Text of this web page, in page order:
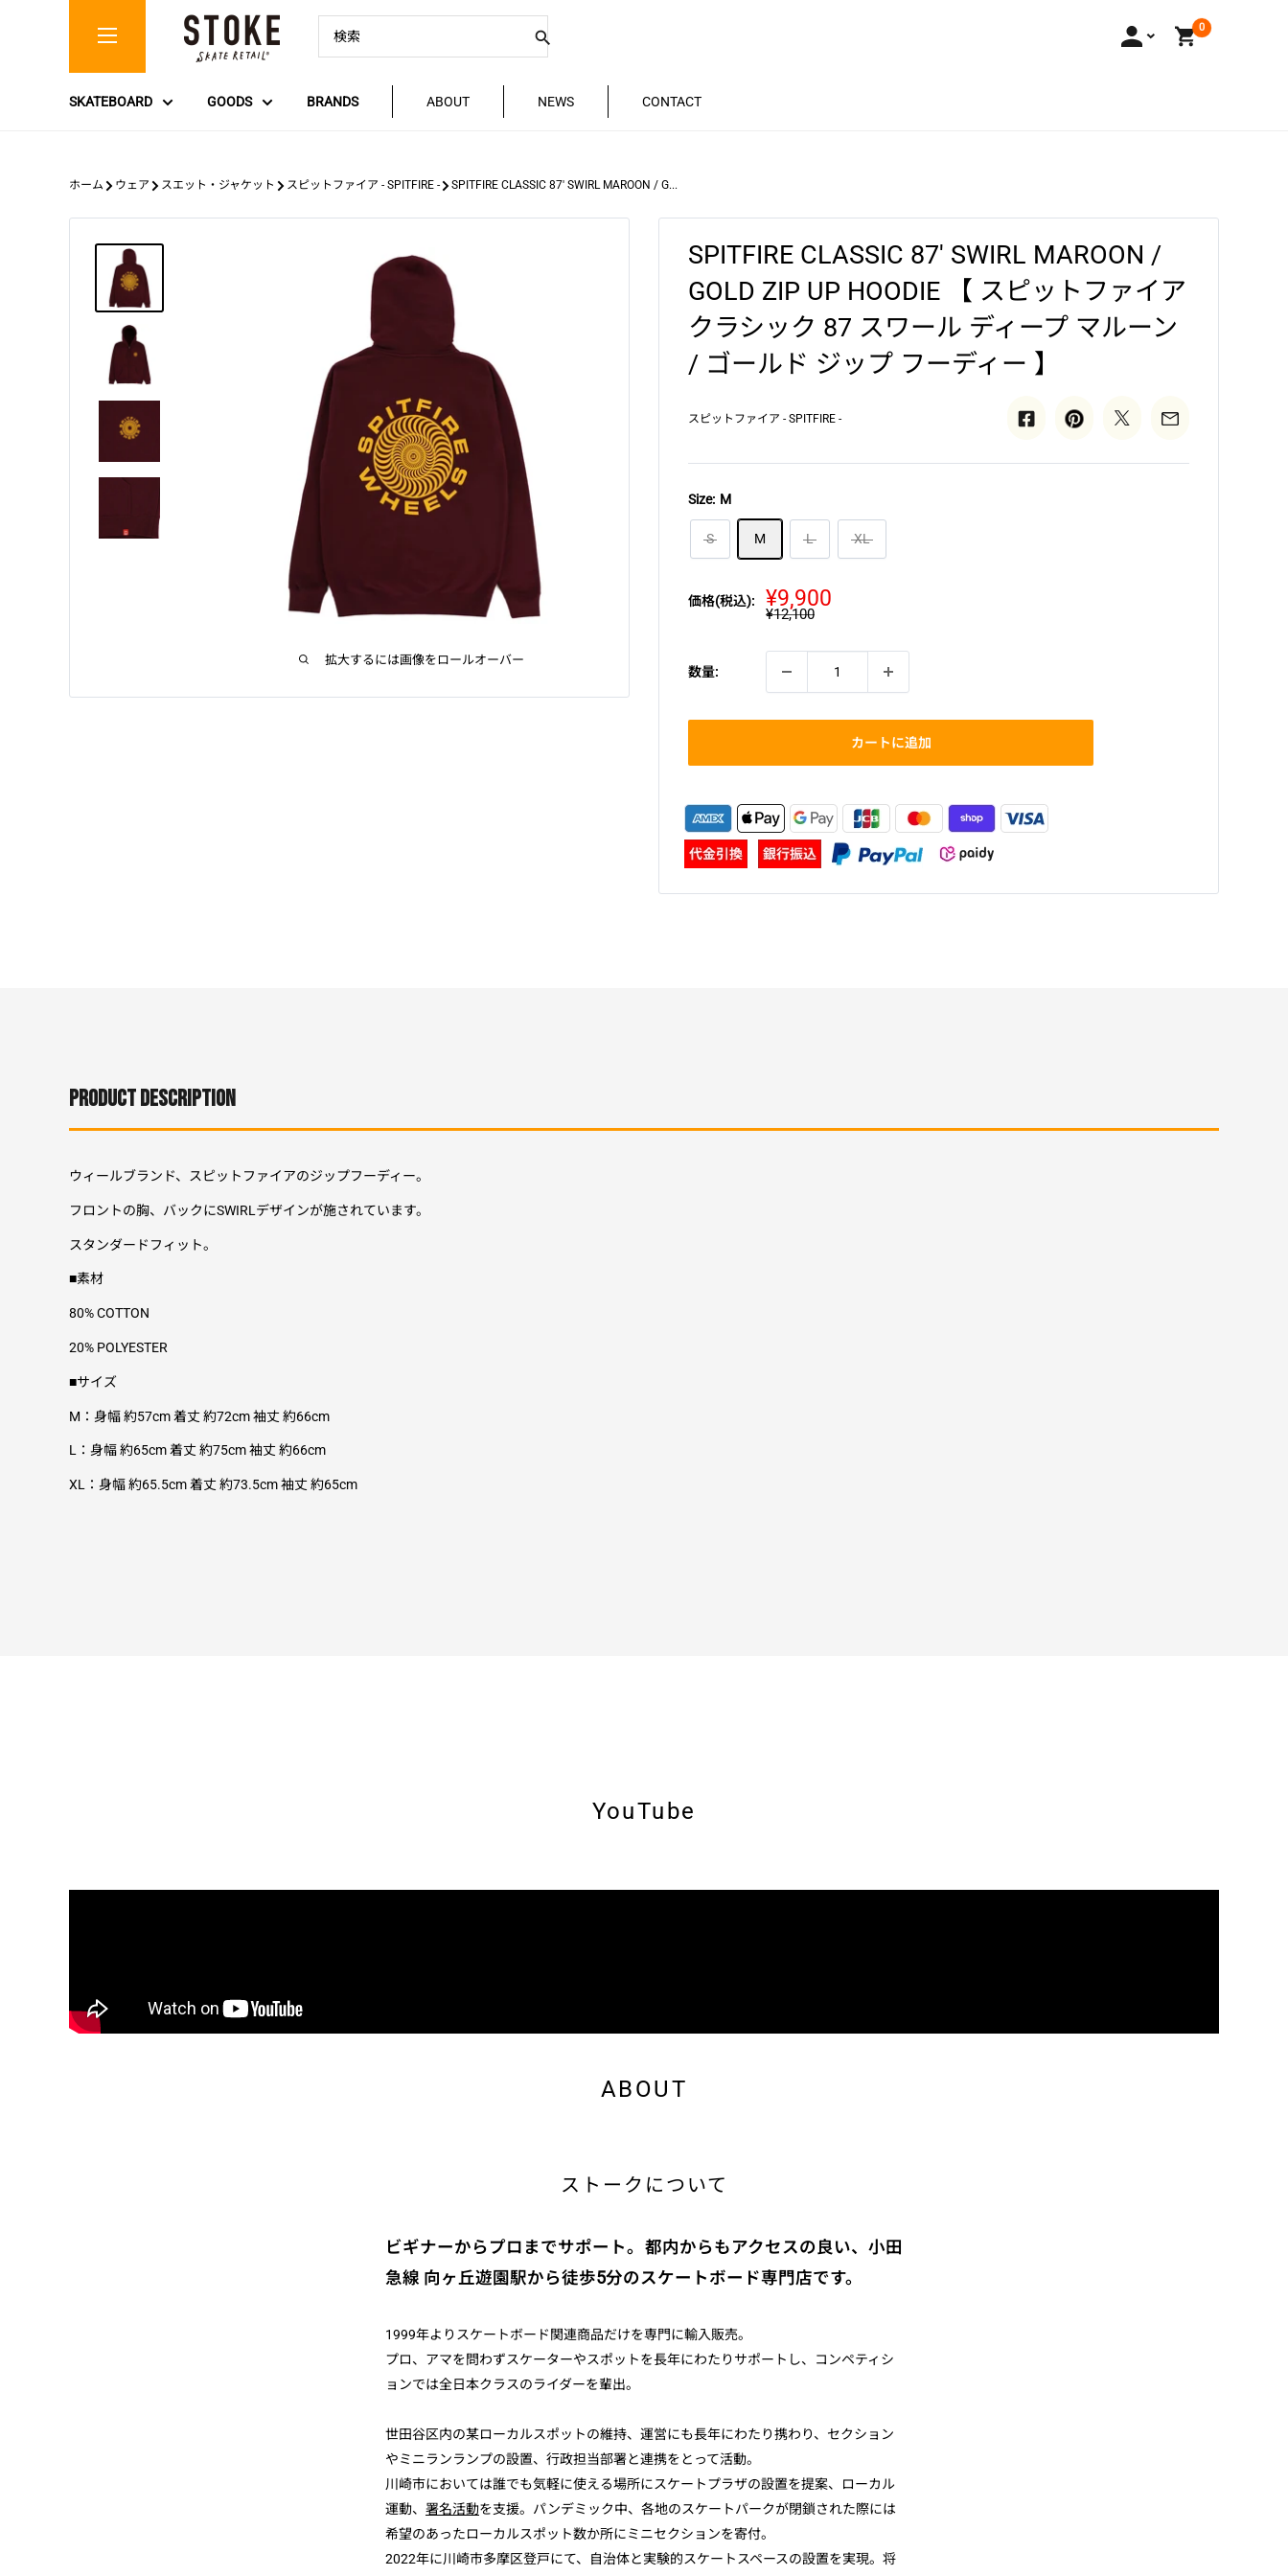
Stoke
Skate
0
SKATEBOARD GOODS BRANDS ABOUT NEWS CONTACT
ホーム ウェア スエット・ジャケット スピットファイア - SPITFIRE - SPITFIRE CLASSIC 87' SWIRL MAROON / G...
拡大するには画像をロールオーバー
SPITFIRE CLASSIC 87' SWIRL MAROON /
GOLD ZIP UP HOODIE 【 スピットファイア
クラシック 87 スワール ディープ マルーン
/ ゴールド ジップ フーディー 】
スピットファイア - SPITFIRE -
Size: M
S M L XL
価格(税込):
販
売
¥9,900
通
格
¥12,100
数量:
カートに追加
PRODUCT DESCRIPTION
ウィールブランド、スピットファイアのジップフーディー。
フロントの胸、バックにSWIRLデザインが施されています。
スタンダードフィット。
■素材
80% COTTON
20% POLYESTER
■サイズ
M：身幅 約57cm 着丈 約72cm 袖丈 約66cm
L：身幅 約65cm 着丈 約75cm 袖丈 約66cm
XL：身幅 約65.5cm 着丈 約73.5cm 袖丈 約65cm
YouTube
ABOUT
ストークについて
ビギナーからプロまでサポート。都内からもアクセスの良い、小田
急線 向ヶ丘遊園駅から徒歩5分のスケートボード専門店です。
1999年よりスケートボード関連商品だけを専門に輸入販売。
プロ、アマを問わずスケーターやスポットを長年にわたりサポートし、コンペティシ
ョンでは全日本クラスのライダーを輩出。
世田谷区内の某ローカルスポットの維持、運営にも長年にわたり携わり、セクション
やミニランランプの設置、行政担当部署と連携をとって活動。
川崎市においては誰でも気軽に使える場所にスケートプラザの設置を提案、ローカル
運動、 署名活動を支援。パンデミック中、各地のスケートパークが閉鎖された際には
希望のあったローカルスポット数か所にミニセクションを寄付。
2022年に川崎市多摩区登戸にて、自治体と実験的スケートスペースの設置を実現。将